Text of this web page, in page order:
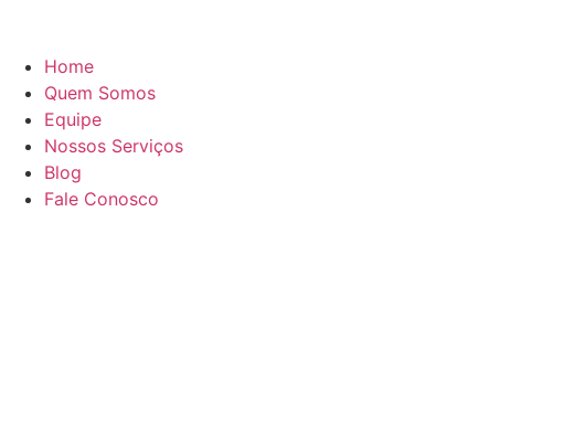
Home
Quem Somos
Equipe
Nossos Serviços
Blog
Fale Conosco